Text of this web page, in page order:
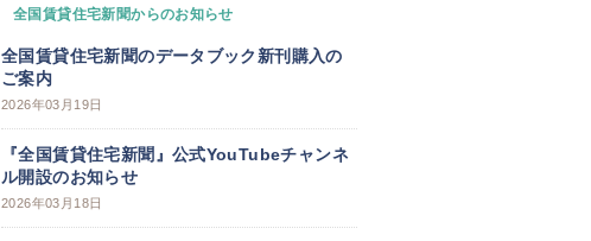
全国賃貸住宅新聞からのお知らせ
全国賃貸住宅新聞のデータブック新刊購入の
ご案内
2026年03月19日
『全国賃貸住宅新聞』公式YouTubeチャンネ
ル開設のお知らせ
2026年03月18日